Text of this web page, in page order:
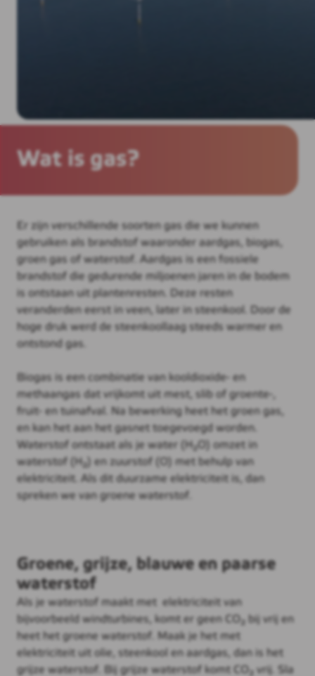
Wat is gas?
Er zijn verschillende soorten gas die we kunnen
gebruiken als brandstof waaronder aardgas, biogas,
groen gas of waterstof. Aardgas is een fossiele
brandstof die gedurende miljoenen jaren in de bodem
is ontstaan uit plantenresten. Deze resten
veranderden eerst in veen, later in steenkool. Door de
hoge druk werd de steenkoollaag steeds warmer en
ontstond gas.
Biogas is een combinatie van kooldioxide- en
methaangas dat vrijkomt uit mest, slib of groente-,
fruit- en tuinafval. Na bewerking heet het groen gas,
en kan het aan het gasnet toegevoegd worden.
Waterstof ontstaat als je water (H₂O) omzet in
waterstof (H₂) en zuurstof (O) met behulp van
elektriciteit. Als dit duurzame elektriciteit is, dan
spreken we van groene waterstof.
Groene, grijze, blauwe en paarse
waterstof
Als je waterstof maakt met elektriciteit van
bijvoorbeeld windturbines, komt er geen CO₂ bij vrij en
heet het groene waterstof. Maak je het met
elektriciteit uit olie, steenkool en aardgas, dan is het
grijze waterstof. Bij grijze waterstof komt CO₂ vrij. Sla